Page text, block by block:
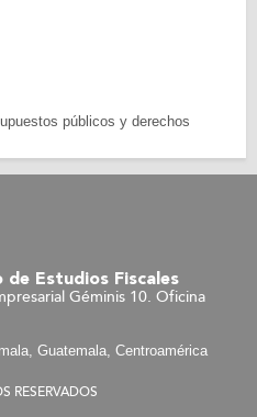
públicos y derechos
Estudios Fiscales
Géminis 10. Oficina
Guatemala, Centroamérica
RESERVADOS